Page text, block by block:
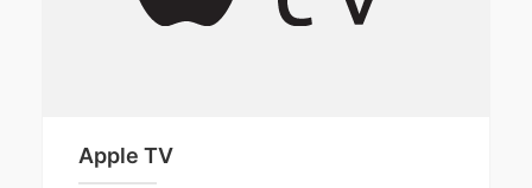
Apple TV